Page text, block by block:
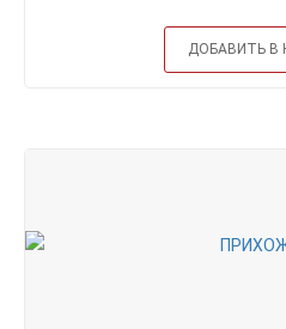
ДОБАВИТЬ В